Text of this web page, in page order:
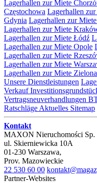
Lagerhallen zur Miete
Częstochowa Lagerhallen
Gdynia Lagerhallen zur
Lagerhallen zur Miete
Lagerhallen zur Miete Łódź
Lagerhallen zur Miete Opole
Lagerhallen zur Miete
Lagerhallen zur Miete
Lagerhallen zur Miete
Unsere Dienstleistungen
Verkauf
Vertragsneuverhandlungen
Ratschläge Aktuelles Sitemap
Kontakt
MAXON Nieruchomości Sp.
ul. Skierniewicka 10A
01-230 Warszawa,
Prov. Mazowieckie
22 530 60 00
Partner-Websites